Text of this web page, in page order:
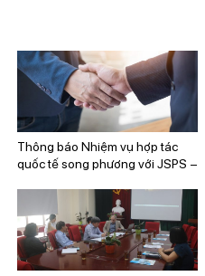
Thông báo Nhiệm vụ hợp tác
quốc tế song phương với JSPS –